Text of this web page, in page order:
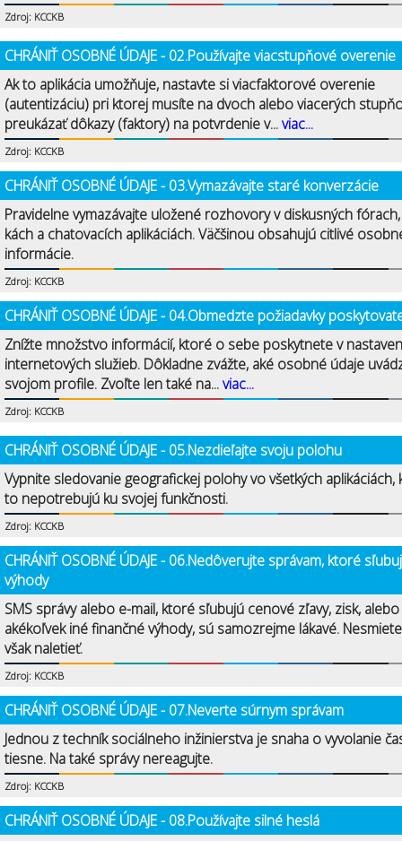
Zdroj: KCCKB
CHRÁNIŤ OSOBNÉ ÚDAJE - 02.Používajte viacstupňové overenie
Ak to aplikácia umožňuje, nastavte si viacfaktorové overenie
(autentizáciu) pri ktorej musíte na dvoch alebo viacerých
preukázať dôkazy (faktory) na potvrdenie v...viac...
Zdroj: KCCKB
CHRÁNIŤ OSOBNÉ ÚDAJE - 03.Vymazávajte staré konverzácie
Pravidelne vymazávajte uložené rozhovory v diskusných fórach,
kách a chatovacích aplikáciách. Väčšinou obsahujú citlivé
informácie.
Zdroj: KCCKB
CHRÁNIŤ OSOBNÉ ÚDAJE - 04.Obmedzte požiadavky
Znížte množstvo informácií, ktoré o sebe poskytnete v
internetových služieb. Dôkladne zvážte, aké osobné údaje
svojom profile. Zvoľte len také na...viac...
Zdroj: KCCKB
CHRÁNIŤ OSOBNÉ ÚDAJE - 05.Nezdieľajte svoju polohu
Vypnite sledovanie geografickej polohy vo všetkých aplikáciách,
to nepotrebujú ku svojej funkčnosti.
Zdroj: KCCKB
CHRÁNIŤ OSOBNÉ ÚDAJE - 06.Nedôverujte správam, ktoré
výhody
SMS správy alebo e-mail, ktoré sľubujú cenové zľavy, zisk, alebo
akékoľvek iné finančné výhody, sú samozrejme lákavé.
však naletieť.
Zdroj: KCCKB
CHRÁNIŤ OSOBNÉ ÚDAJE - 07.Neverte súrnym správam
Jednou z techník sociálneho inžinierstva je snaha o vyvolanie
tiesne. Na také správy nereagujte.
Zdroj: KCCKB
CHRÁNIŤ OSOBNÉ ÚDAJE - 08.Používajte silné heslá